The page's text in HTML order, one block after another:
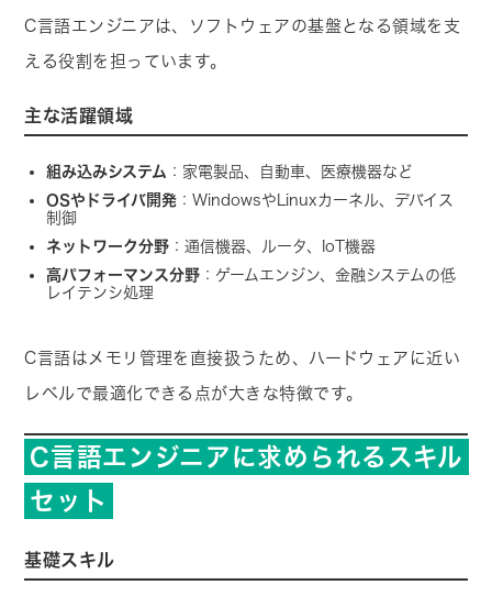
C言語エンジニアは、ソフトウェアの基盤となる領域を支
える役割を担っています。
主な活躍領域
組み込みシステム ：家電製品、自動車、医療機器など
OSやドライバ開発 ：WindowsやLinuxカーネル、デバイス
制御
ネットワーク分野 ：通信機器、ルータ、IoT機器
高パフォーマンス分野 ：ゲームエンジン、金融システムの低
レイテンシ処理
C言語はメモリ管理を直接扱うため、ハードウェアに近い
レベルで最適化できる点が大きな特徴です。
C言語エンジニアに求められるスキル
セット
基礎スキル